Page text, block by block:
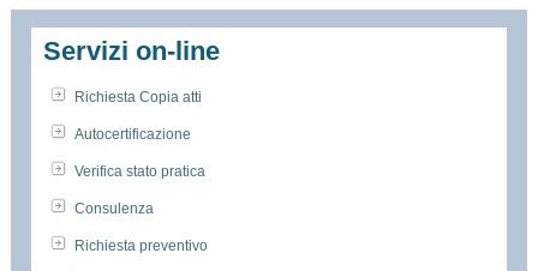
Servizi on-line
Richiesta Copia atti
Autocertificazione
Verifica stato pratica
Consulenza
Richiesta preventivo